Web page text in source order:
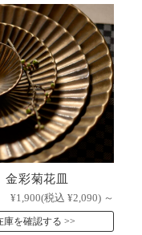
彩菊花皿
¥1,900(税込 ¥2,090) ～
庫を確認する